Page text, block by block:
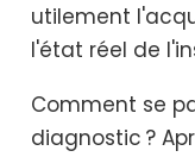
utilement
l'état réel de
Comment se
diagnostic ?